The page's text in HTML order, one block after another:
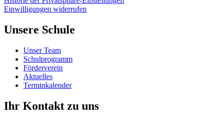
Einwilligungen widerrufen
Unsere Schule
Unser Team
Schulprogramm
Förderverein
Aktuelles
Terminkalender
Ihr Kontakt zu uns